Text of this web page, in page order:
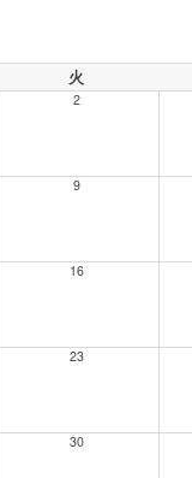
火
2
9
16
23
30